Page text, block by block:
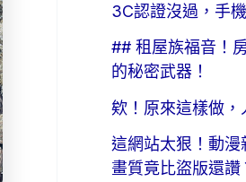
3C認證沒過，手
## 租屋族福音！
的秘密武器！
欸！原來這樣做，
這網站太狠！動漫
畫質竟比盜版還讚